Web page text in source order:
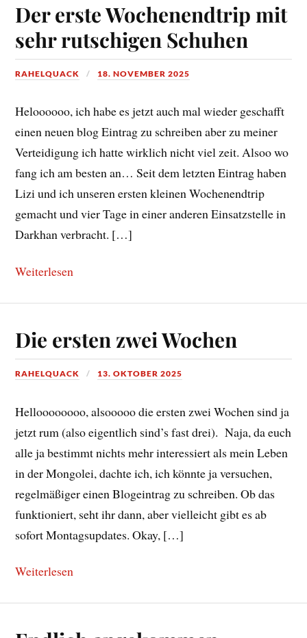
Der erste Wochenendtrip mit
sehr rutschigen Schuhen
RAHELQUACK 18. NOVEMBER 2025
Heloooooo, ich habe es jetzt auch mal wieder geschafft
einen neuen blog Eintrag zu schreiben aber zu meiner
Verteidigung ich hatte wirklich nicht viel zeit. Alsoo wo
fang ich am besten an… Seit dem letzten Eintrag haben
Lizi und ich unseren ersten kleinen Wochenendtrip
gemacht und vier Tage in einer anderen Einsatzstelle in
Darkhan verbracht. […]
Weiterlesen
Die ersten zwei Wochen
RAHELQUACK 13. OKTOBER 2025
Helloooooooo, alsooooo die ersten zwei Wochen sind ja
jetzt rum (also eigentlich sind’s fast drei). Naja, da euch
alle ja bestimmt nichts mehr interessiert als mein Leben
in der Mongolei, dachte ich, ich könnte ja versuchen,
regelmäßiger einen Blogeintrag zu schreiben. Ob das
funktioniert, seht ihr dann, aber vielleicht gibt es ab
sofort Montagsupdates. Okay, […]
Weiterlesen